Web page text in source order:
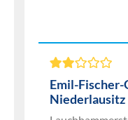
Emil-Fischer-
Niederlausitz